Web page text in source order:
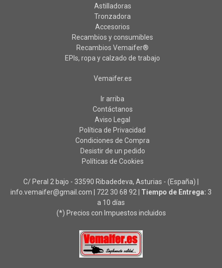
Astilladoras
Tronzadora
Accesorios
Recambios y consumibles
Recambios Vemaifer®
EPIs, ropa y calzado de trabajo
Vemaifer.es
Ir arriba
Contáctanos
Aviso Legal
Política de Privacidad
Condiciones de Compra
Desistir de un pedido
Políticas de Cookies
C/ Peral 2 bajo - 33590 Ribadedeva, Asturias - (España) |
info.vemaifer@gmail.com | 722 30 68 92 Tiempo de Entrega: 3
a 10 días
(*) Precios con Impuestos incluidos